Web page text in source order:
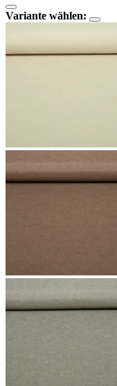
Variante wählen: